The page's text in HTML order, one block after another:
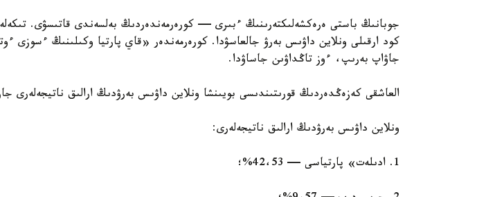
كود ارقىلى ونلاين داۋىس بەرۋ جالعاسۋدا. كورەرمەندەر «قاي پارتيا وكىلىنىڭ ءسوزى
جاۋاپ بەرىپ، ءوز تاڭداۋىن جاساۋدا.
العاشقى كەزەڭدەردىڭ قورىتىندىسى بويىنشا ونلاين داۋىس بەرۋدىڭ ارالىق ناتيجەلەرى
ونلاين داۋىس بەرۋدىڭ ارالىق ناتيجەلەرى:
1. ادىلەت» پارتياسى — 42،53%؛